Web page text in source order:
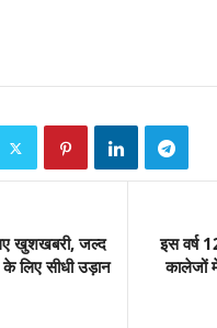
खुशखबरी, जल्द
लिए सीधी उड़ान
इस वर्ष
कालेजों